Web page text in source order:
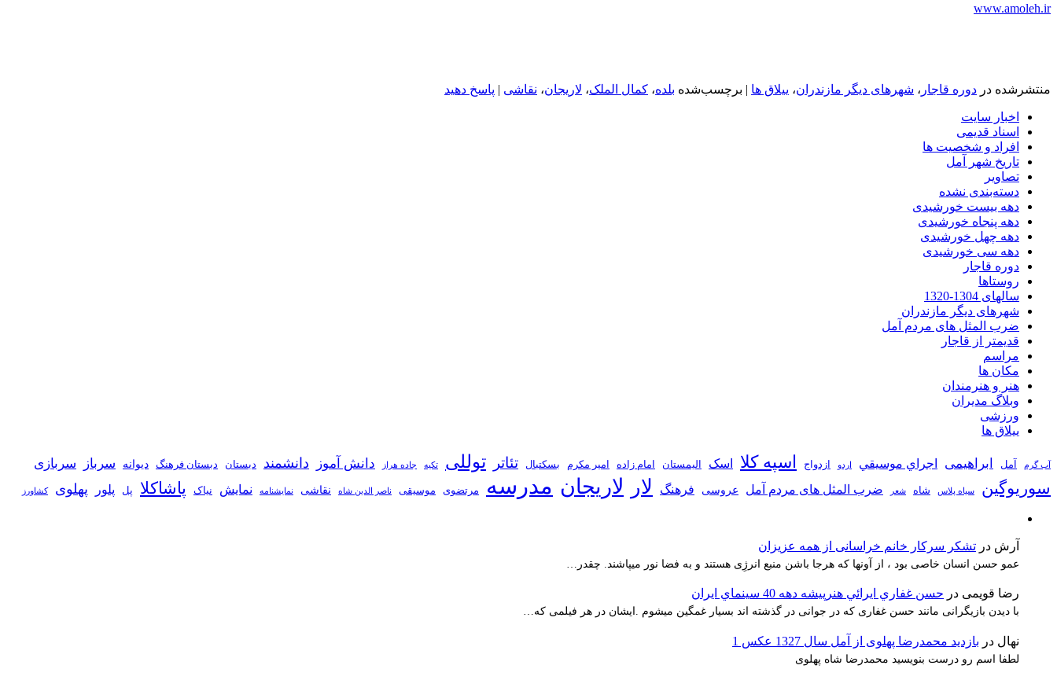
www.amoleh.ir
منتشرشده در دوره قاجار ، شهرهای دیگر مازندران، ییلاق ها | برچسب‌شده بلده، کمال الملک، لاریجان، نقاشی | پاسخ دهید
اخبار سایت
اسناد قدیمی
افراد و شخصیت ها
تاریخ شهر آمل
تصاویر
دسته‌بندی نشده
دهه بیست خورشیدی
دهه پنجاه خورشیدی
دهه چهل خورشیدی
دهه سی خورشیدی
دوره قاجار
روستاها
سالهای 1304-1320
شهرهای دیگر مازندران
ضرب المثل های مردم آمل
قدیمتر از قاجار
مراسم
مکان ها
هنر و هنرمندان
وبلاگ مدیران
ورزشی
ییلاق ها
آب گرم آمل ابراهیمی اجراي موسيقي اردو ازدواج اسپه کلا اسک الیمستان امام زاده امیر مکرم بسکتبال تئاتر توللی تکیه جاده هراز دانش آموز دانشمند دبستان دبستان فرهنگ دیوانه سرباز سربازی
سوریوگین سیاه پلاس شاه شعر ضرب المثل های مردم آمل عروسی فرهنگ لار لاریجان مدرسه مرتضوی موسیقی ناصر الدین شاه نقاشی نمايشنامه نمایش نیاک پاشاکلا پل پلور پهلوی کشاورز
آرش در تشکر سرکار خانم خراسانی از همه عزیزان
عمو حسن انسان خاصی بود ، از آونها که هرجا باشن منبع انرژِی هستند و به فضا نور میپاشند. چقدر…
رضا قویمی در حسن غفاري ايرائي هنرپيشه دهه 40 سينماي ايران
با دیدن بازیگرانی مانند حسن غفاری که در جوانی در گذشته اند بسیار غمگین میشوم .ایشان در هر فیلمی که…
نهال در بازدید محمدرضا پهلوی از آمل سال 1327 عکس 1
لطفا اسم رو درست بنویسید محمدرضا شاه پهلوی